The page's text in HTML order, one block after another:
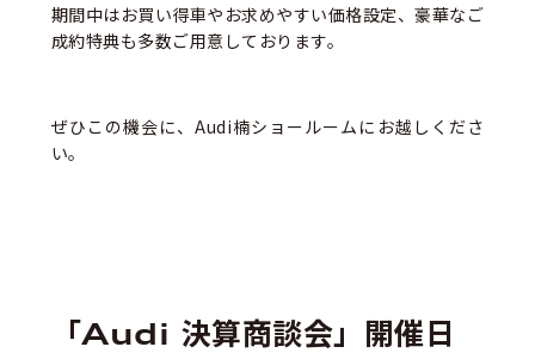
期間中はお買い得車やお求めやすい価格設定、豪華なご
成約特典も多数ご用意しております。
ぜひこの機会に、Audi楠ショールームにお越しくださ
い。
「Audi 決算商談会」開催日